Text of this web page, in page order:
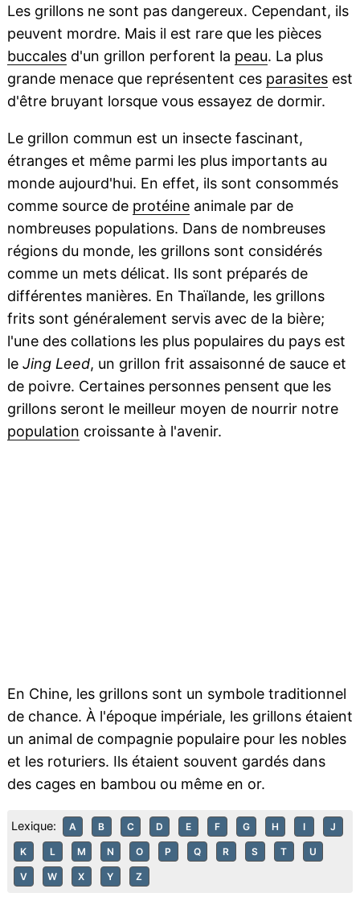
Les grillons ne sont pas dangereux. Cependant, ils
peuvent mordre. Mais il est rare que les pièces
buccalesd'un grillon perforent la peau. La plus
grande menace que représentent ces parasitesest
d'être bruyant lorsque vous essayez de dormir.
Le grillon commun est un insecte fascinant,
étranges et même parmi les plus importants au
monde aujourd'hui. En effet, ils sont consommés
comme source de protéineanimale par de
nombreuses populations. Dans de nombreuses
régions du monde, les grillons sont considérés
comme un mets délicat. Ils sont préparés de
différentes manières. En Thaïlande, les grillons
frits sont généralement servis avec de la bière;
l'une des collations les plus populaires du pays est
le Jing Leed, un grillon frit assaisonné de sauce et
de poivre. Certaines personnes pensent que les
grillons seront le meilleur moyen de nourrir notre
population croissante à l'avenir.
En Chine, les grillons sont un symbole traditionnel
de chance. À l'époque impériale, les grillons étaient
un animal de compagnie populaire pour les nobles
et les roturiers. Ils étaient souvent gardés dans
des cages en bambou ou même en or.
Lexique: A B C D E F G H I J
K L M N O P Q R S T U
V W X Y Z